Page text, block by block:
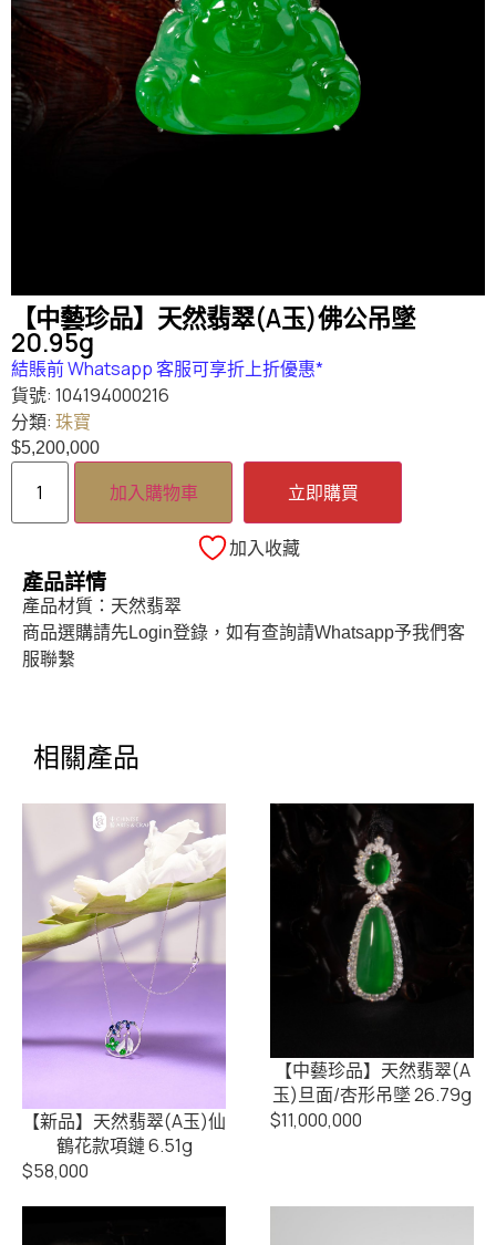
【中藝珍品】天然翡翠(A玉)佛公吊墜
20.95g
結賬前 Whatsapp 客服可享折上折優惠*
貨號: 104194000216
分類: 珠寶
$5,200,000
加入購物車 立即購買
加入收藏
產品詳情
產品材質：天然翡翠
商品選購請先Login登錄，如有查詢請Whatsapp予我們客
服聯繫
相關產品
【新品】天然翡翠(A玉)仙
鶴花款項鏈 6.51g
$58,000
【中藝珍品】天然翡翠(A
玉)旦面/杏形吊墜 26.79g
$11,000,000